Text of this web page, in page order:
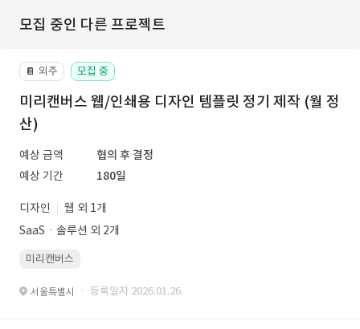
모집 중인 다른 프로젝트
📔 외주 모집 중
미리캔버스 웹/인쇄용 디자인 템플릿 정기 제작 (월 정
산)
예상 금액
협의 후 결정
예상 기간
180일
디자인
웹 외 1개
SaaSㆍ솔루션 외 2개
미리캔버스
서울특별시 · 등록일자 2026.01.26.